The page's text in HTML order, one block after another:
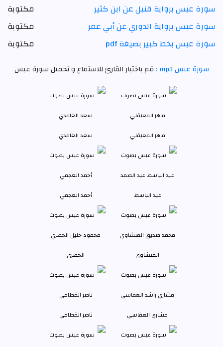
سورة عبس برواية قنبل عن ابن كثير
مكتوبة
سورة عبس برواية الدوري عن أبي عمر
مكتوبة
سورة عبس بخط كبير بصيغة pdf
مكتوبة
سورة عبس mp3 : قم باختيار القارئ للاستماع و تحميل سورة عبس
ماهر المعيقلي سعد الغامدي
عبد الباسط أحمد العجمي
المنشاوي الحصري
مشاري العفاسي ناصر القطامي